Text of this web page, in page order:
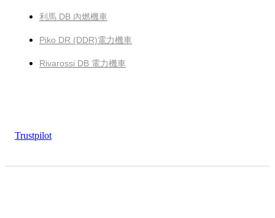
利馬 DB 內燃機車
Piko DR (DDR)電力機車
Rivarossi DB 電力機車
Trustpilot